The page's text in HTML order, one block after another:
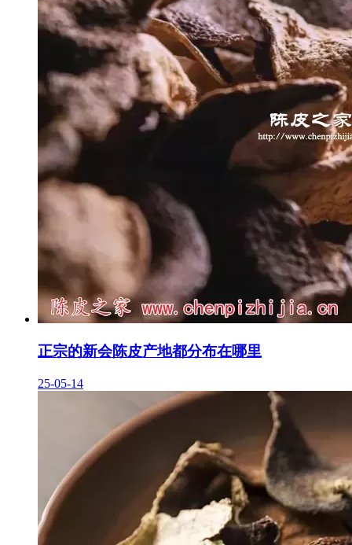
正宗的新会陈皮产地都分布在哪里
25-05-14